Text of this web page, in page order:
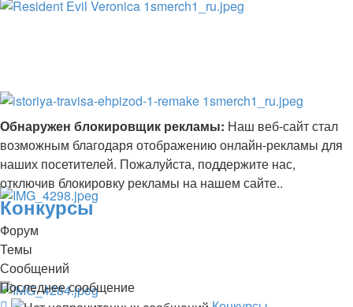
Обнаружен блокировщик рекламы: Наш веб-сайт стал
возможным благодаря отображению онлайн-рекламы для
наших посетителей. Пожалуйста, поддержите нас,
отключив блокировку рекламы на нашем сайте..
Конкурсы
Форум
Темы
Сообщений
Последнее сообщение